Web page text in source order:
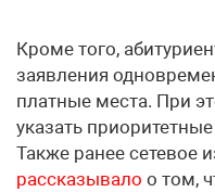
Кроме того,
заявления
платные места. При
указать
Также ранее сетевое
рассказывало о том,